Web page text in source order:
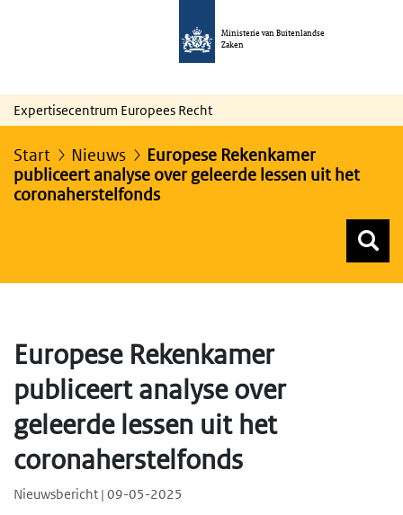
Ministerie van Buitenlandse
Zaken
Expertisecentrum Europees Recht
Start Nieuws
Europese Rekenkamer
publiceert analyse over geleerde lessen uit het
coronaherstelfonds
Europese Rekenkamer
publiceert analyse over
geleerde lessen uit het
coronaherstelfonds
Nieuwsbericht | 09-05-2025